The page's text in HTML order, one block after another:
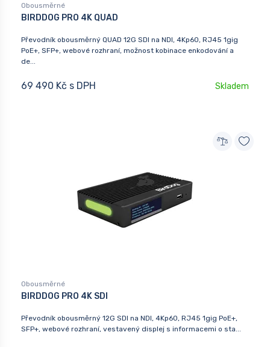
Obousměrné
BIRDDOG PRO 4K QUAD
Převodník obousměrný QUAD 12G SDI na NDI, 4Kp60, RJ45 1gig
PoE+, SFP+, webové rozhraní, možnost kobinace enkodování a
de...
69 490 Kč s DPH Skladem
Obousměrné
BIRDDOG PRO 4K SDI
Převodník obousměrný 12G SDI na NDI, 4Kp60, RJ45 1gig PoE+,
SFP+, webové rozhraní, vestavený displej s informacemi o sta...